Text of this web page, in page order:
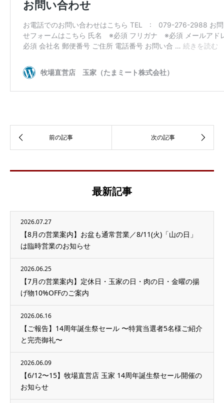
最新記事
2026.07.27
【8月の営業案内】お盆も通常営業／8/11(火)「山の日」
は臨時営業のお知らせ
2026.06.25
【7月の営業案内】定休日・玉家の日・肉の日・金曜の揚
げ物10%OFFのご案内
2026.06.16
【ご報告】14周年誕生祭セール 〜特賞当選者5名様ご紹介
と完売御礼〜
2026.06.09
【6/12〜15】牧場直営店 玉家 14周年誕生祭セール開催の
お知らせ